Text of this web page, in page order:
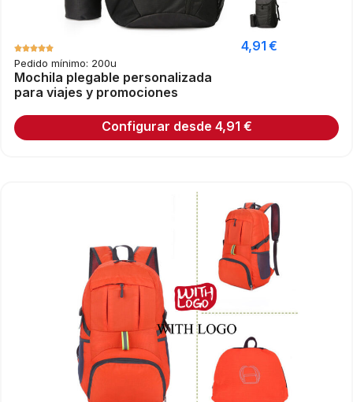
Pedido mínimo: 200u
Mochila plegable personalizada
para viajes y promociones
4,91€
Configurar desde 4,91 €